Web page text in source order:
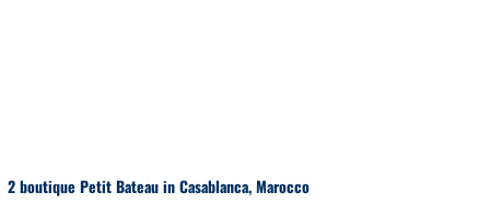
2 boutique Petit Bateau in Casablanca, Marocco